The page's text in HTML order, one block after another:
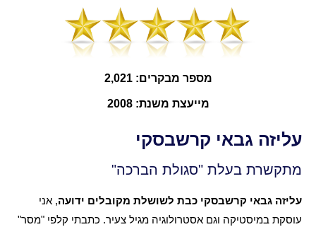
מספר מבקרים: 2,021
מייעצת משנת: 2008
עליזה גבאי קרשבסקי
מתקשרת בעלת "סגולת הברכה"
עליזה גבאי קרשבסקי כבת לשושלת מקובלים ידועה, אני
עוסקת במיסטיקה וגם אסטרולוגיה מגיל צעיר. כתבתי קלפי "מסר"